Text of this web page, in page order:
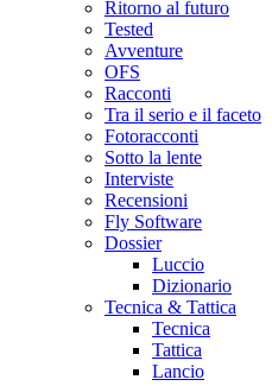
Ritorno al futuro
Tested
Avventure
OFS
Racconti
Tra il serio e il faceto
Fotoracconti
Sotto la lente
Interviste
Recensioni
Fly Software
Dossier
Luccio
Dizionario
Tecnica & Tattica
Tecnica
Tattica
Lancio